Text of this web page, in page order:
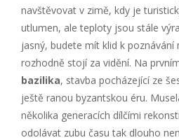
navštěvovat v zimě, kdy je
utlumen, ale teploty jsou stále
jasný, budete mít klid k
rozhodně stojí za vidění. Na
bazilika, stavba pocházející ze
ještě ranou byzantskou éru.
několika generacích dílčími
odolávat zubu času tak dlouho